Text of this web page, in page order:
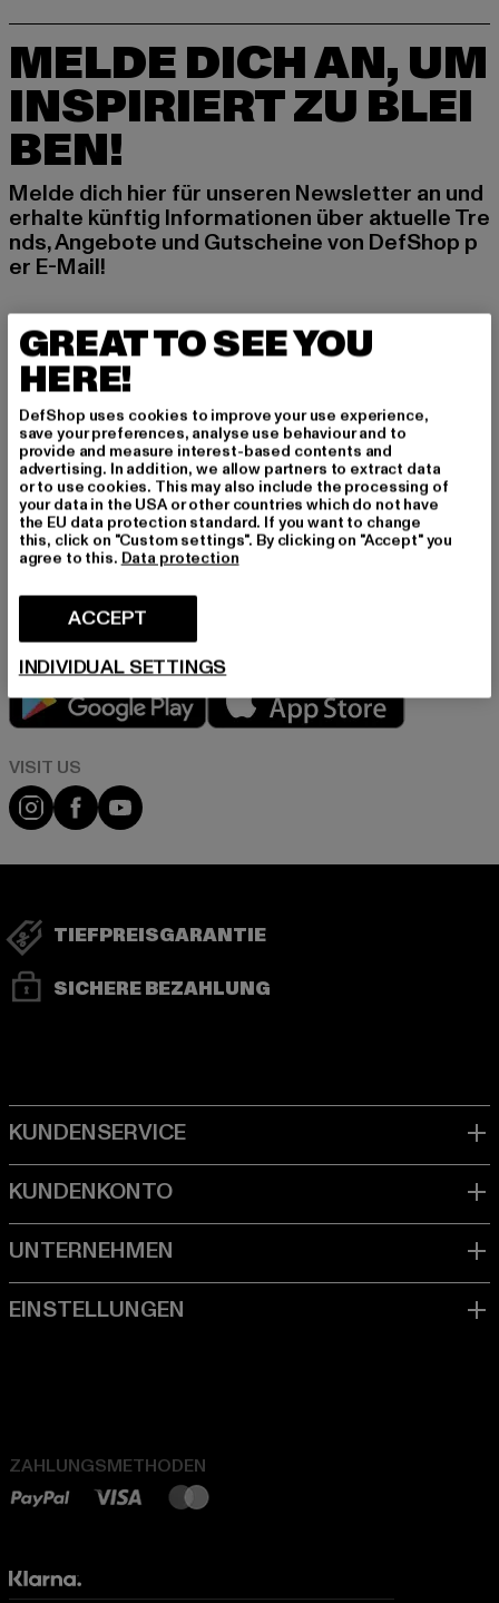
MELDE DICH AN, UM
INSPIRIERT ZU BLEI
BEN!
Melde dich hier für unseren Newsletter an und
erhalte künftig Informationen über aktuelle Tre
nds, Angebote und Gutscheine von DefShop p
er E-Mail!
An welchen Produkten bist du interessiert?
MÄNNER
E-MAIL
ANMELDEN
Informationen dazu, wie DefShop mit Deinen Daten umgeht, findest Du
abmelden.Datenschutzerklärung lesen.
Visit our Instagram page:
Visit our Facebook page:
Visit our YouTube channel:
TIEFPREISGARANTIE
SICHERE BEZAHLUNG
ZAHLUNGSMETHODEN
GREAT TO SEE YOU
HERE!
DefShop uses cookies to improve your use experience,
save your preferences, analyse use behaviour and to
provide and measure interest-based contents and
advertising. In addition, we allow partners to extract data
or to use cookies. This may also include the processing of
your data in the USA or other countries which do not have
the EU data protection standard. If you want to change
this, click on "Custom settings". By clicking on "Accept" you
agree to this. Data protection
ACCEPT
INDIVIDUAL SETTINGS